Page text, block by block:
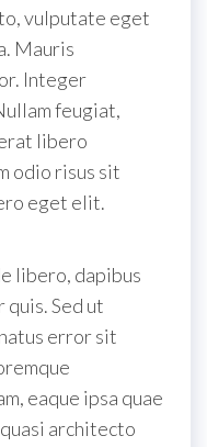
vulputate eget
Mauris
Integer
feugiat,
libero
odio risus sit
eget elit.
libero, dapibus
Sed ut
error sit
eaque ipsa quae
architecto